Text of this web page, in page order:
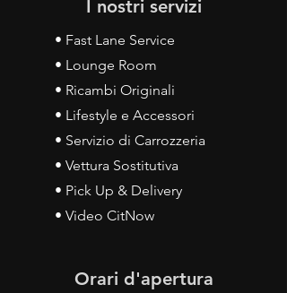
I nostri servizi
• Fast Lane Service
• Lounge Room
• Ricambi Originali
• Lifestyle e Accessori
• Servizio di Carrozzeria
• Vettura Sostitutiva
• Pick Up & Delivery
• Video CitNow
Orari d'apertura